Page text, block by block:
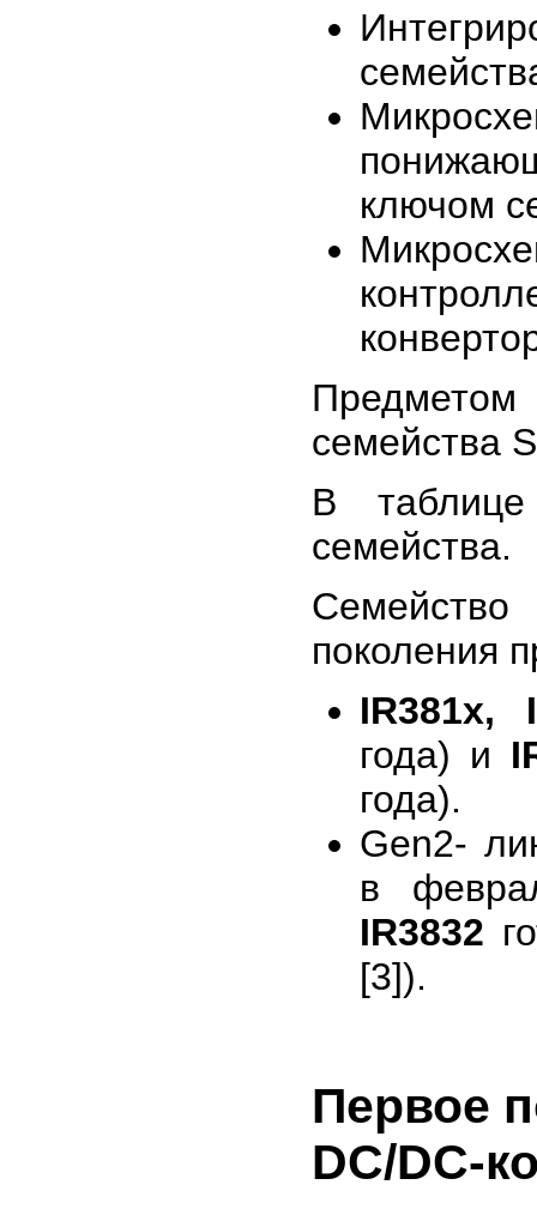
ключом
семейства
В
семейства.
Семейство
поколения
IR381x,
года) и
года).
Gen2-
в
IR3832
[3]).
Первое
DC/DC-